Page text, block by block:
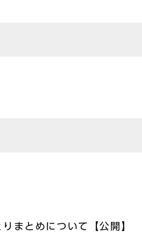
まとめについて【公開】